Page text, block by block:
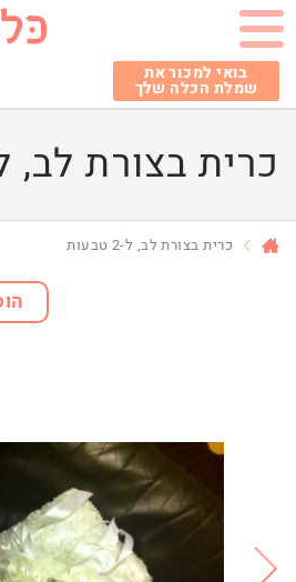
בואי למכור את
שמלת הכלה שלך
כרית בצורת לב, ל-2
כרית בצורת לב, ל-2 טבעות